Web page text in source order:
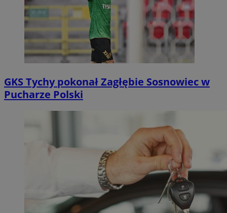
GKS Tychy pokonał Zagłębie Sosnowiec w
Pucharze Polski